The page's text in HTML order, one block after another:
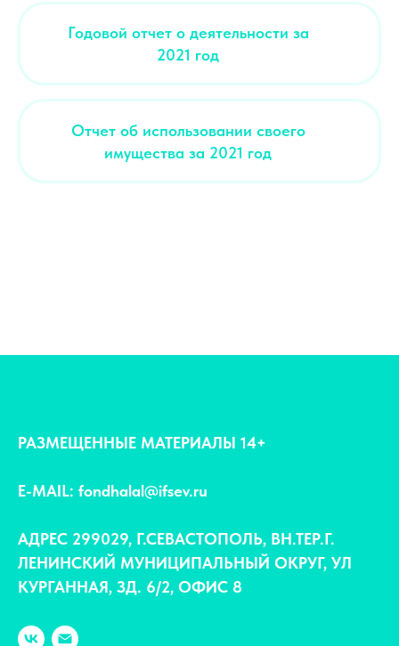
Годовой отчет о деятельности за
2021 год
Отчет об использовании своего
имущества за 2021 год
РАЗМЕЩЕННЫЕ МАТЕРИАЛЫ 14+
E-MAIL: fondhalal@ifsev.ru
АДРЕС 299029, Г.СЕВАСТОПОЛЬ, ВН.ТЕР.Г.
ЛЕНИНСКИЙ МУНИЦИПАЛЬНЫЙ ОКРУГ, УЛ
КУРГАННАЯ, ЗД. 6/2, ОФИС 8